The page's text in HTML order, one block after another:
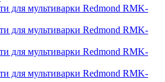
для мультиварки Redmond RMK-
для мультиварки Redmond RMK-
для мультиварки Redmond RMK-
для мультиварки Redmond RMK-